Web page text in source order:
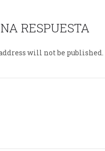
RESPUESTA
will not be published.